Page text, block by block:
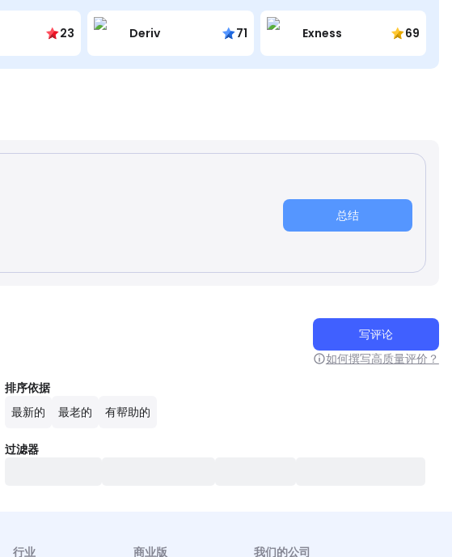
23 Deriv 71 Exness 69
总结
写评论
如何撰写高质量评价？
排序依据
最新的
最老的 有帮助的
过滤器
行业 商业版 我们的公司